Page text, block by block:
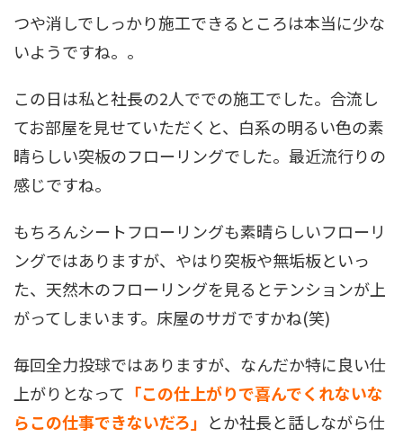
つや消しでしっかり施工できるところは本当に少な
いようですね。。
この日は私と社長の2人ででの施工でした。合流し
てお部屋を見せていただくと、白系の明るい色の素
晴らしい突板のフローリングでした。最近流行りの
感じですね。
もちろんシートフローリングも素晴らしいフローリ
ングではありますが、やはり突板や無垢板といっ
た、天然木のフローリングを見るとテンションが上
がってしまいます。床屋のサガですかね(笑)
毎回全力投球ではありますが、なんだか特に良い仕
上がりとなって 「この仕上がりで喜んでくれないな
らこの仕事できないだろ」 とか社長と話しながら仕